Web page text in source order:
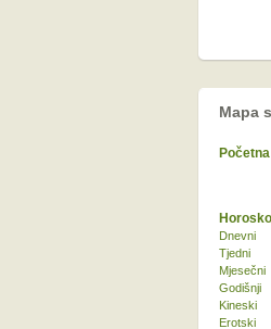
Mapa
Početna
Dnevni
Tjedni
Mjesečni
Godišnji
Kineski
Erotski